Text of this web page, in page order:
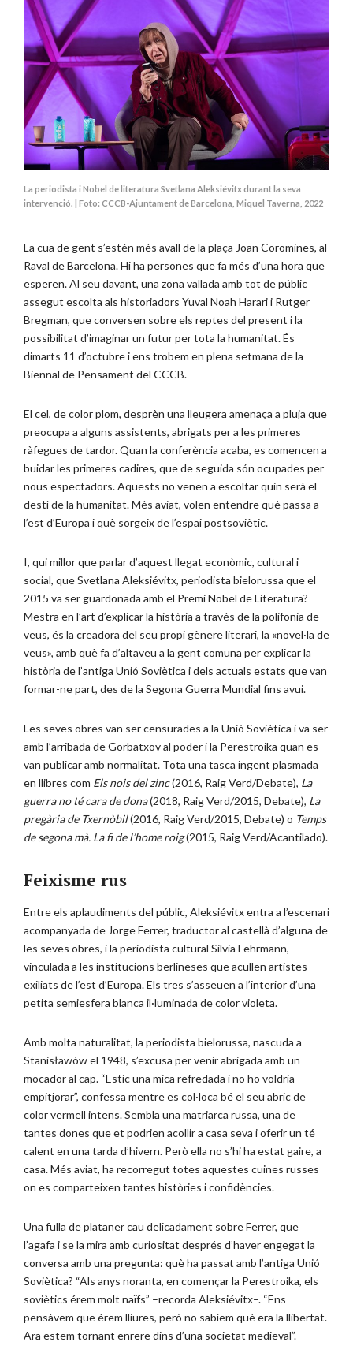
La periodista i Nobel de literatura Svetlana Aleksiévitx durant la seva
intervenció. | Foto: CCCB-Ajuntament de Barcelona, Miquel Taverna, 2022
La cua de gent s’estén més avall de la plaça Joan Coromines, al
Raval de Barcelona. Hi ha persones que fa més d’una hora que
esperen. Al seu davant, una zona vallada amb tot de públic
assegut escolta als historiadors Yuval Noah Harari i Rutger
Bregman, que conversen sobre els reptes del present i la
possibilitat d’imaginar un futur per tota la humanitat. És
dimarts 11 d’octubre i ens trobem en plena setmana de la
Biennal de Pensament del CCCB.
El cel, de color plom, desprèn una lleugera amenaça a pluja que
preocupa a alguns assistents, abrigats per a les primeres
ràfegues de tardor. Quan la conferència acaba, es comencen a
buidar les primeres cadires, que de seguida són ocupades per
nous espectadors. Aquests no venen a escoltar quin serà el
destí de la humanitat. Més aviat, volen entendre què passa a
l’est d’Europa i què sorgeix de l’espai postsoviètic.
I, qui millor que parlar d’aquest llegat econòmic, cultural i
social, que Svetlana Aleksiévitx, periodista bielorussa que el
2015 va ser guardonada amb el Premi Nobel de Literatura?
Mestra en l’art d’explicar la història a través de la polifonia de
veus, és la creadora del seu propi gènere literari, la «novel·la de
veus», amb què fa d’altaveu a la gent comuna per explicar la
història de l’antiga Unió Soviètica i dels actuals estats que van
formar-ne part, des de la Segona Guerra Mundial fins avui.
Les seves obres van ser censurades a la Unió Soviètica i va ser
amb l’arribada de Gorbatxov al poder i la Perestroika quan es
van publicar amb normalitat. Tota una tasca ingent plasmada
en llibres com Els nois del zinc(2016, Raig Verd/Debate), La
guerra no té cara de dona(2018, Raig Verd/2015, Debate), La
pregària de Txernòbil(2016, Raig Verd/2015, Debate) o Temps
de segona mà. La fi de l’home roig(2015, Raig Verd/Acantilado).
Feixisme rus
Entre els aplaudiments del públic, Aleksiévitx entra a l’escenari
acompanyada de Jorge Ferrer, traductor al castellà d’alguna de
les seves obres, i la periodista cultural Silvia Fehrmann,
vinculada a les institucions berlineses que acullen artistes
exiliats de l’est d’Europa. Els tres s’asseuen a l’interior d’una
petita semiesfera blanca il·luminada de color violeta.
Amb molta naturalitat, la periodista bielorussa, nascuda a
Stanisławów el 1948, s’excusa per venir abrigada amb un
mocador al cap. “Estic una mica refredada i no ho voldria
empitjorar”, confessa mentre es col·loca bé el seu abric de
color vermell intens. Sembla una matriarca russa, una de
tantes dones que et podrien acollir a casa seva i oferir un té
calent en una tarda d’hivern. Però ella no s’hi ha estat gaire, a
casa. Més aviat, ha recorregut totes aquestes cuines russes
on es comparteixen tantes històries i confidències.
Una fulla de plataner cau delicadament sobre Ferrer, que
l’agafa i se la mira amb curiositat després d’haver engegat la
conversa amb una pregunta: què ha passat amb l’antiga Unió
Soviètica? “Als anys noranta, en començar la Perestroika, els
soviètics érem molt naïfs” –recorda Aleksiévitx–. “Ens
pensàvem que érem lliures, però no sabíem què era la llibertat.
Ara estem tornant enrere dins d’una societat medieval”.